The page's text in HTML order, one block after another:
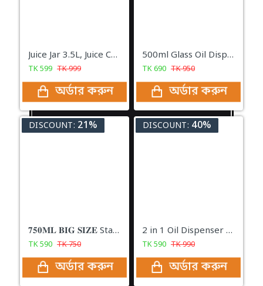
Juice Jar 3.5L, Juice Container Dispenser with Tap
TK599 TK999
অর্ডার করুন
500ml Glass Oil Dispenser with Steel Cover Seasoning
TK690 TK950
অর্ডার করুন
DISCOUNT: 21%
𝟕𝟓𝟎𝐌𝐋 𝐁𝐈𝐆 𝐒𝐈𝐙𝐄 Stainless Steel Oil Pot with Strainer
TK590 TK750
অর্ডার করুন
DISCOUNT: 40%
2 in 1 Oil Dispenser And Sprayer Bottle
TK590 TK990
অর্ডার করুন